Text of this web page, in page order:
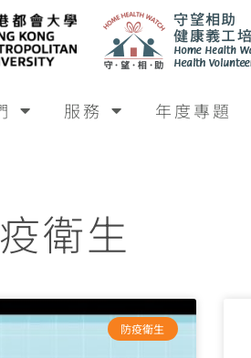
服務 年度專題
衛生
防疫衛生